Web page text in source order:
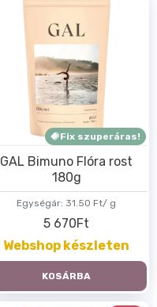
Fix szuperáras!
Egységár: 31.50 Ft/ g
GAL Bimuno Flóra rost
180g
5 670Ft
Webshop készleten
KOSÁRBA